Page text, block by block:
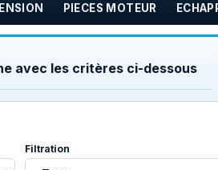
PIECES MOTEUR
avec les critères ci-dessous
Filtration